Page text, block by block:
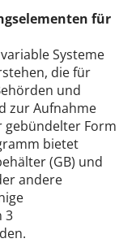
für
Systeme
die für
und
zur Aufnahme
gebündelter Form
bietet
(GB) und
andere
3